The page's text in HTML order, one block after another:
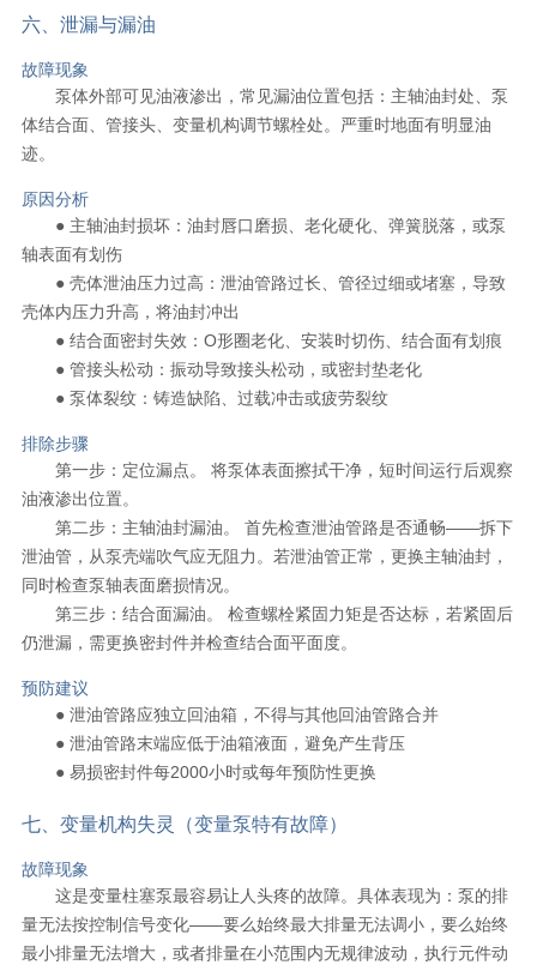
六、泄漏与漏油
故障现象
泵体外部可见油液渗出，常见漏油位置包括：主轴油封处、泵
体结合面、管接头、变量机构调节螺栓处。严重时地面有明显油
迹。
原因分析
● 主轴油封损坏：油封唇口磨损、老化硬化、弹簧脱落，或泵
轴表面有划伤
● 壳体泄油压力过高：泄油管路过长、管径过细或堵塞，导致
壳体内压力升高，将油封冲出
● 结合面密封失效：O形圈老化、安装时切伤、结合面有划痕
● 管接头松动：振动导致接头松动，或密封垫老化
● 泵体裂纹：铸造缺陷、过载冲击或疲劳裂纹
排除步骤
第一步：定位漏点。 将泵体表面擦拭干净，短时间运行后观察
油液渗出位置。
第二步：主轴油封漏油。 首先检查泄油管路是否通畅——拆下
泄油管，从泵壳端吹气应无阻力。若泄油管正常，更换主轴油封，
同时检查泵轴表面磨损情况。
第三步：结合面漏油。 检查螺栓紧固力矩是否达标，若紧固后
仍泄漏，需更换密封件并检查结合面平面度。
预防建议
● 泄油管路应独立回油箱，不得与其他回油管路合并
● 泄油管路末端应低于油箱液面，避免产生背压
● 易损密封件每2000小时或每年预防性更换
七、变量机构失灵（变量泵特有故障）
故障现象
这是变量柱塞泵最容易让人头疼的故障。具体表现为：泵的排
量无法按控制信号变化——要么始终最大排量无法调小，要么始终
最小排量无法增大，或者排量在小范围内无规律波动，执行元件动